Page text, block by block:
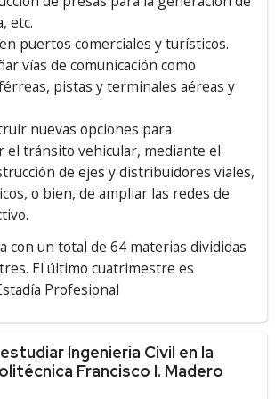
etc.
puertos comerciales y turísticos.
vías de comunicación como
pistas y terminales aéreas y
nuevas opciones para
el tránsito vehicular, mediante el
de ejes y distribuidores viales,
o bien, de ampliar las redes de
con un total de 64 materias divididas
El último cuatrimestre es
Profesional
Ingeniería Civil en la
Francisco I. Madero